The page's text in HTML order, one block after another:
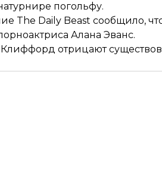
погольфу.
The Daily Beast сообщило,
Алана Эванс.
отрицают